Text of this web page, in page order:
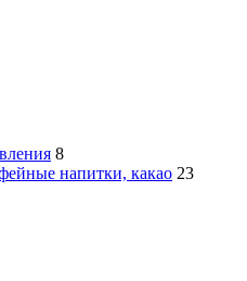
8
напитки, какао 23